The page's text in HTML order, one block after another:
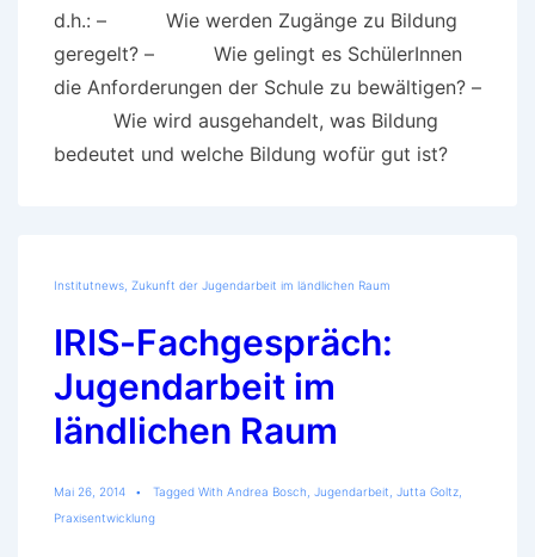
d.h.: – Wie werden Zugänge zu Bildung
geregelt? – Wie gelingt es SchülerInnen
die Anforderungen der Schule zu bewältigen? –
Wie wird ausgehandelt, was Bildung
bedeutet und welche Bildung wofür gut ist?
Institutnews Zukunft der Jugendarbeit im ländlichen Raum
IRIS-Fachgespräch:
Jugendarbeit im
ländlichen Raum
Mai 26, 2014 Tagged With Andrea Bosch Jugendarbeit Jutta Goltz,
Praxisentwicklung